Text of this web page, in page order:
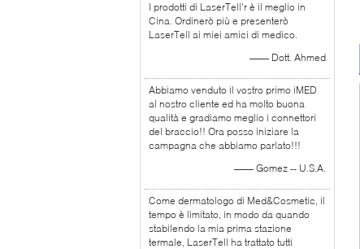
I prodotti di LaserTell'r è il meglio in
Cina. Ordinerò più e presenterò
LaserTell ai miei amici di medico.
—— Dott. Ahmed
Abbiamo venduto il vostro primo iMED
al nostro cliente ed ha molto buona
qualità e gradiamo meglio i connettori
del braccio!! Ora posso iniziare la
campagna che abbiamo parlato!!!
—— Gomez -- U.S.A.
Come dermatologo di Med&Cosmetic, il
tempo è limitato, in modo da quando
stabilendo la mia prima stazione
termale, LaserTell ha trattato tutti